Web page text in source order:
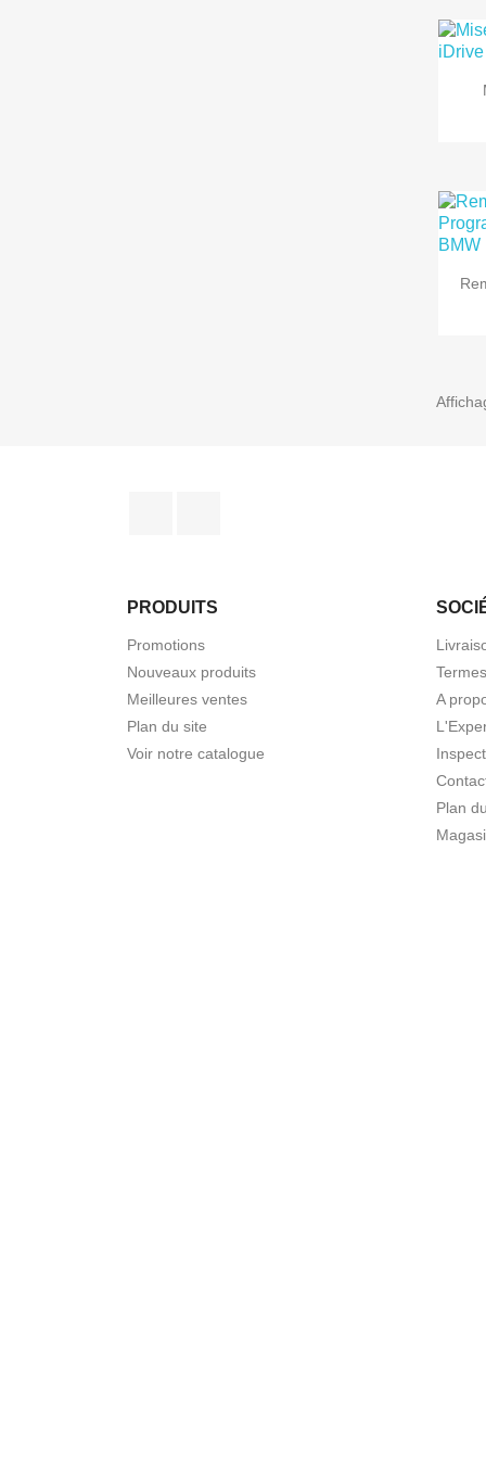
PRODUITS
Promotions
Nouveaux produits
Meilleures ventes
Plan du site
Voir notre catalogue
A
Plan